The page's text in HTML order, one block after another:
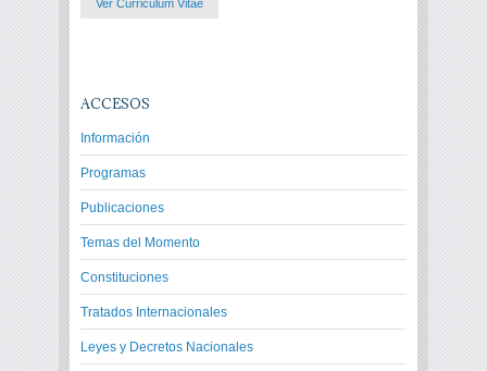
Ver Curriculum Vitae
ACCESOS
Información
Programas
Publicaciones
Temas del Momento
Constituciones
Tratados Internacionales
Leyes y Decretos Nacionales